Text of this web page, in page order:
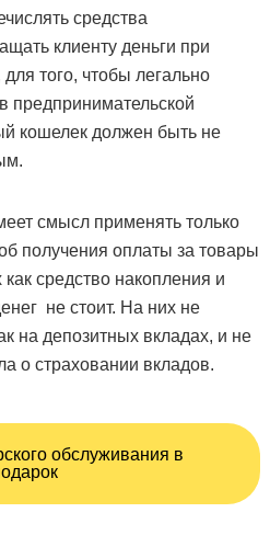
средства
клиенту деньги при
того, чтобы легально
предпринимательской
кошелек должен быть не
смысл применять только
получения оплаты за товары
средство накопления и
не стоит. На них не
на депозитных вкладах, и не
о страховании вкладов.
обслуживания в